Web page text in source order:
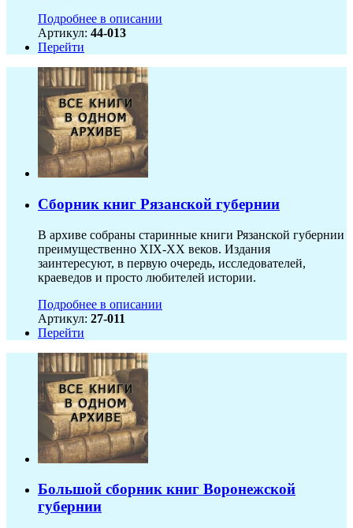
Подробнее в описании
Артикул: 44-013
Перейти
Сборник книг Рязанской губернии
В архиве собраны старинные книги Рязанской губернии
преимущественно XIX-ХХ веков. Издания
заинтересуют, в первую очередь, исследователей,
краеведов и просто любителей истории.
Подробнее в описании
Артикул: 27-011
Перейти
Большой сборник книг Воронежской
губернии